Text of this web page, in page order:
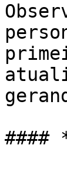
####